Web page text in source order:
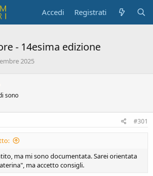
Accedi Registrati
- 14esima edizione
2025
sono
#301
ma mi sono documentata. Sarei orientata
ma accetto consigli.